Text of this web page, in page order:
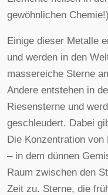
gewöhnlichen
Einige dieser Metalle
und werden in den
massereiche Sterne
Andere entstehen in
Riesensterne und
geschleudert. Dabei
Die Konzentration
– in dem dünnen
Raum zwischen den
Zeit zu. Sterne, die